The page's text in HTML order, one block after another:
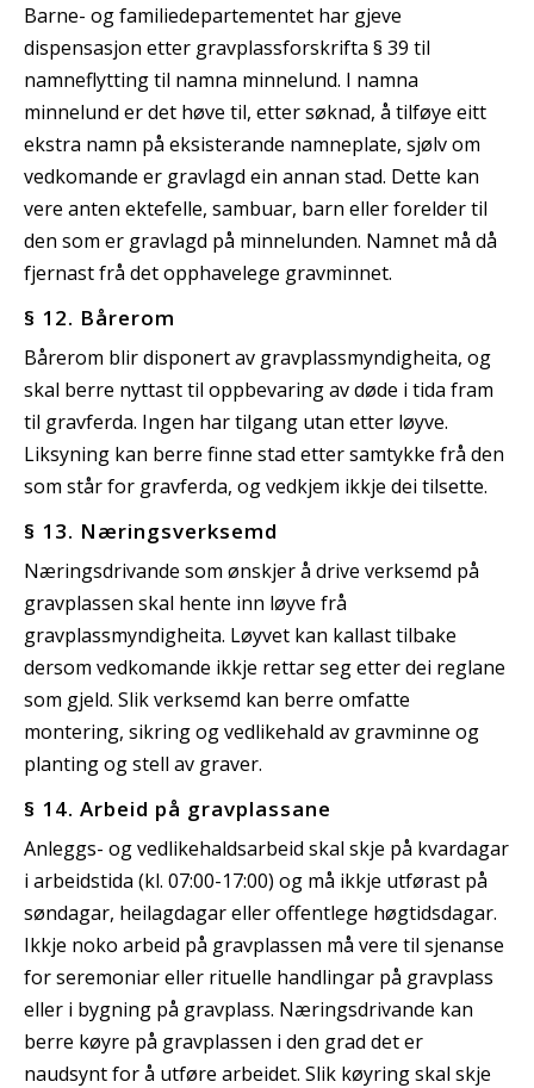
Barne- og familiedepartementet har gjeve
dispensasjon etter gravplassforskrifta § 39 til
namneflytting til namna minnelund. I namna
minnelund er det høve til, etter søknad, å tilføye eitt
ekstra namn på eksisterande namneplate, sjølv om
vedkomande er gravlagd ein annan stad. Dette kan
vere anten ektefelle, sambuar, barn eller forelder til
den som er gravlagd på minnelunden. Namnet må då
fjernast frå det opphavelege gravminnet.
§ 12. Bårerom
Bårerom blir disponert av gravplassmyndigheita, og
skal berre nyttast til oppbevaring av døde i tida fram
til gravferda. Ingen har tilgang utan etter løyve.
Liksyning kan berre finne stad etter samtykke frå den
som står for gravferda, og vedkjem ikkje dei tilsette.
§ 13. Næringsverksemd
Næringsdrivande som ønskjer å drive verksemd på
gravplassen skal hente inn løyve frå
gravplassmyndigheita. Løyvet kan kallast tilbake
dersom vedkomande ikkje rettar seg etter dei reglane
som gjeld. Slik verksemd kan berre omfatte
montering, sikring og vedlikehald av gravminne og
planting og stell av graver.
§ 14. Arbeid på gravplassane
Anleggs- og vedlikehaldsarbeid skal skje på kvardagar
i arbeidstida (kl. 07:00-17:00) og må ikkje utførast på
søndagar, heilagdagar eller offentlege høgtidsdagar.
Ikkje noko arbeid på gravplassen må vere til sjenanse
for seremoniar eller rituelle handlingar på gravplass
eller i bygning på gravplass. Næringsdrivande kan
berre køyre på gravplassen i den grad det er
naudsynt for å utføre arbeidet. Slik køyring skal skje